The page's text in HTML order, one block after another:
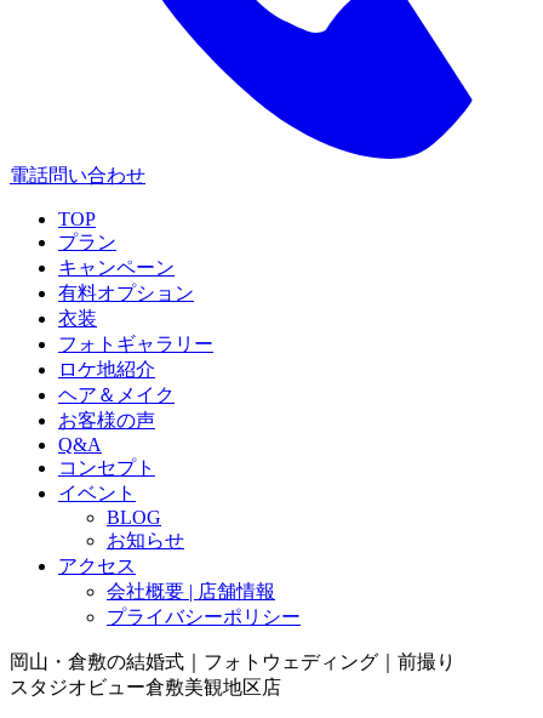
電話問い合わせ
TOP
プラン
キャンペーン
有料オプション
衣装
フォトギャラリー
ロケ地紹介
ヘア＆メイク
お客様の声
Q&A
コンセプト
イベント
BLOG
お知らせ
アクセス
会社概要 | 店舗情報
プライバシーポリシー
岡山・倉敷の結婚式｜フォトウェディング｜前撮り
スタジオビュー倉敷美観地区店